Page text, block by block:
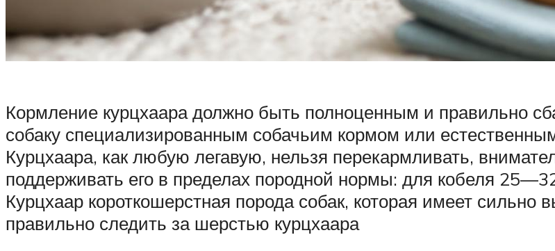
Кормление курцхаара должно быть полноценным и правильно
собаку специализированным собачьим кормом или
Курцхаара, как любую легавую, нельзя перекармливать,
поддерживать его в пределах породной нормы: для кобеля
Курцхаар короткошерстная порода собак, которая имеет
правильно следить за шерстью курцхаара